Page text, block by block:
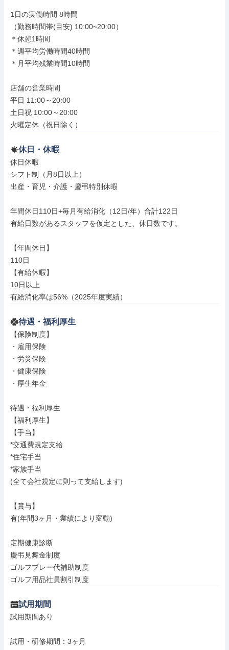
1日の実働時間 8時間
（勤務時間帯(目安) 10:00~20:00）
＊休憩1時間
＊週平均労働時間40時間
＊月平均残業時間10時間
店舗の営業時間
平日 11:00～20:00
土日祝 10:00～20:00
火曜定休（祝日除く）
休日・休暇
休日休暇
シフト制（月8日以上）
出産・育児・介護・慶弔特別休暇
年間休日110日+毎月有給消化（12日/年）合計122日
有給日数があるスタッフを仮定とした、休日数です。
【年間休日】
110日
【有給休暇】
10日以上
有給消化率は56%（2025年度実績）
待遇・福利厚生
【保険制度】
・雇用保険
・労災保険
・健康保険
・厚生年金
待遇・福利厚生
【福利厚生】
【手当】
*交通費規定支給
*住宅手当
*家族手当
(全て会社規定に則って支給します)
【賞与】
有(年間3ヶ月・業績により変動)
定期健康診断
慶弔見舞金制度
ゴルフプレー代補助制度
ゴルフ用品社員割引制度
試用期間
試用期間あり
試用・研修期間：3ヶ月